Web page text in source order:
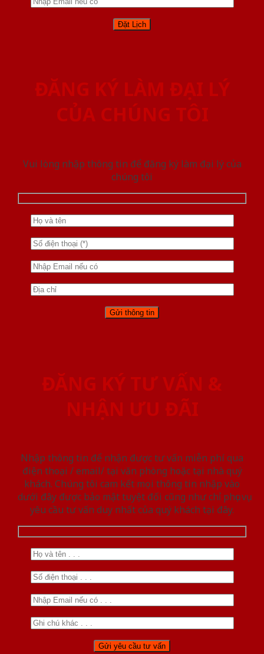
ĐĂNG KÝ LÀM ĐẠI LÝ
CỦA CHÚNG TÔI
Vui lòng nhập thông tin để đăng ký làm đại lý của
chúng tôi
ĐĂNG KÝ TƯ VẤN &
NHẬN ƯU ĐÃI
Nhập thông tin để nhận được tư vấn miễn phí qua
điện thoại / email/ tại văn phòng hoặc tại nhà quý
khách. Chúng tôi cam kết mọi thông tin nhập vào
dưới đây được bảo mật tuyệt đối cũng như chỉ phục vụ
yêu cầu tư vấn duy nhất của quý khách tại đây.